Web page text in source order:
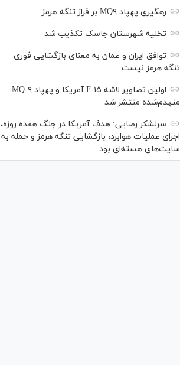
رهگیری پهپاد MQ۹ بر فراز تنگه هرمز
تخلیه شهرستان جاسک تکذیب شد
توافق ایران و عمان به معنای بازگشایی فوری
تنگه هرمز نیست
اولین تصاویر لاشه F-۱۵ آمریکا و پهپاد MQ-۹
منهدم‌شده منتشر شد
سرلشکر رضایی: هدف آمریکا در جنگ هفده روزه،
اجرای عملیات هوابرد، بازگشایی تنگه هرمز و حمله به
سایت‌های هسته‌ای بود